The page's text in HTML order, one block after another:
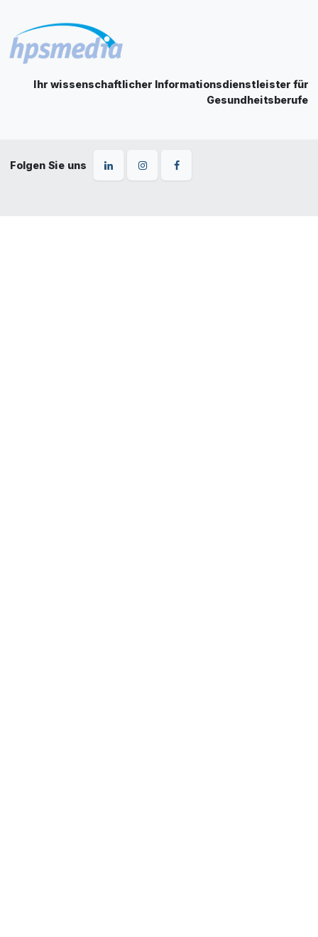
Ihr wissenschaftlicher Informationsdienstleister für
Gesundheitsberufe
Folgen Sie uns